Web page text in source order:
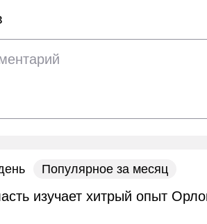
Популярное за месяц
изучает хитрый опыт